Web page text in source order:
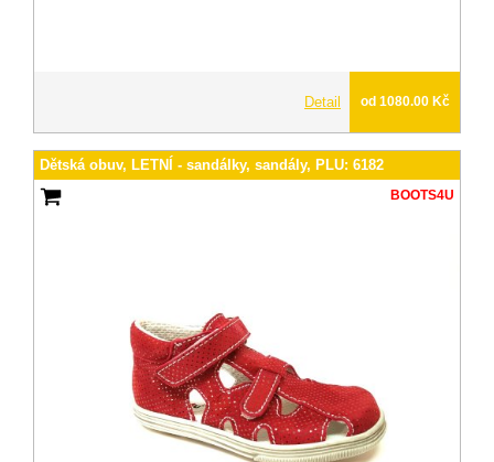
Detail od 1080.00 Kč
Dětská obuv, LETNÍ - sandálky, sandály, PLU: 6182
BOOTS4U